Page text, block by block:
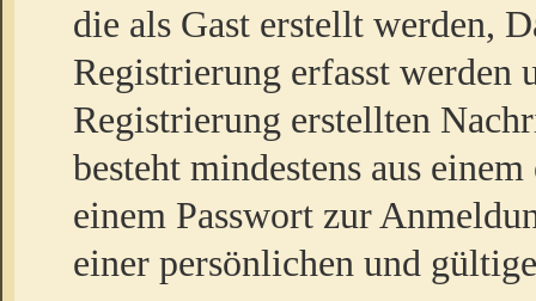
die als Gast erstellt werden,
Registrierung erfasst werden
Registrierung erstellten
besteht mindestens aus
einem Passwort zur
einer persönlichen und